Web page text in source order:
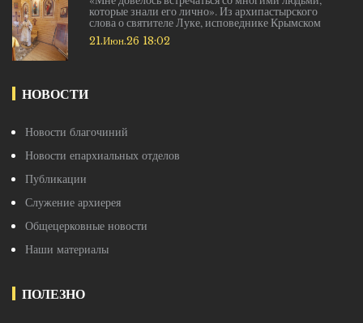
которые знали его лично». Из архипастырского
слова о святителе Луке, исповеднике Крымском
21.Июн.26 18:02
НОВОСТИ
Новости благочиний
Новости епархиальных отделов
Публикации
Служение архиерея
Общецерковные новости
Наши материалы
ПОЛЕЗНО